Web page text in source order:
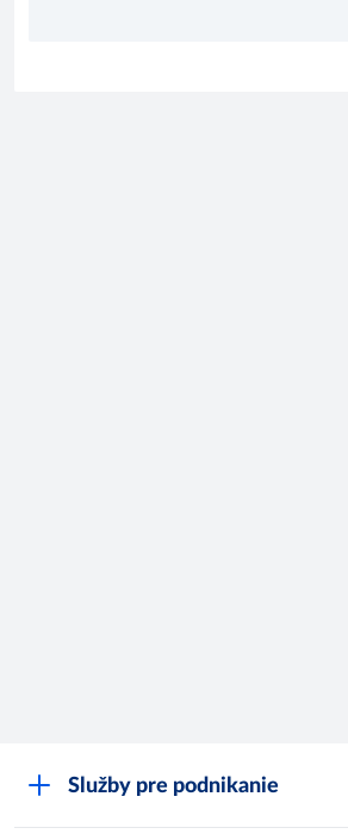
Služby pre podnikanie